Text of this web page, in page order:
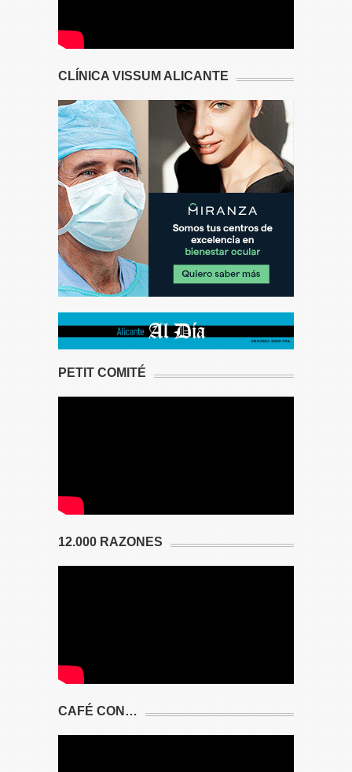
CLÍNICA VISSUM ALICANTE
PETIT COMITÉ
12.000 RAZONES
CAFÉ CON…